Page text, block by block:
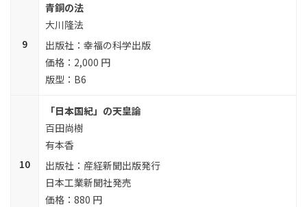
青銅の法
大川隆法
幸福の科学出版
2,000 円
B6
「日本国紀」の天皇論
百田尚樹
有本香
産経新聞出版発行
日本工業新聞社発売
880 円